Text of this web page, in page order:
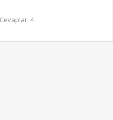
Cevaplar: 4